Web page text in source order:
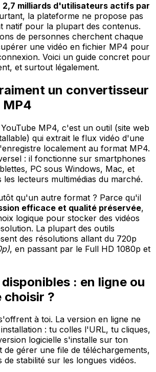
2,7 milliards d'utilisateurs actifs par
la plateforme ne propose pas
natif pour la plupart des contenus.
de personnes cherchent chaque
une vidéo en fichier MP4 pour
Voici un guide concret pour
et surtout légalement.
un convertisseur
MP4
MP4, c'est un outil (site web
qui extrait le flux vidéo d'une
localement au format MP4.
: il fonctionne sur smartphones
PC sous Windows, Mac, et
les lecteurs multimédias du marché.
qu'un autre format ? Parce qu'il
efficace et qualité préservée,
logique pour stocker des vidéos
La plupart des outils
des résolutions allant du 720p
, en passant par le Full HD 1080p et
: en ligne ou
choisir ?
à toi. La version en ligne ne
: tu colles l'URL, tu cliques,
logicielle s'installe sur ton
de gérer une file de téléchargements,
stabilité sur les longues vidéos.